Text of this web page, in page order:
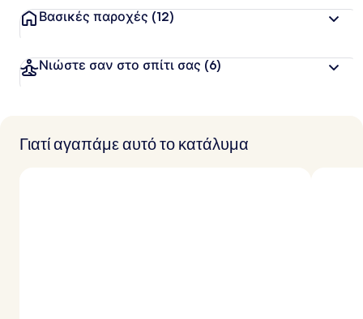
Βασικές παροχές (12)
Νιώστε σαν στο σπίτι σας (6)
Γιατί αγαπάμε αυτό το κατάλυμα